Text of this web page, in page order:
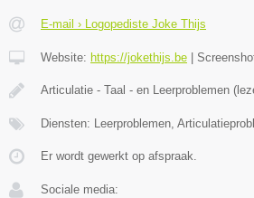
E-mail › Logopediste Joke Thijs
Website: https://jokethijs.be
Articulatie - Taal - en Leerproblemen
Diensten: Leerproblemen,
Er wordt gewerkt op afspraak.
Sociale media: